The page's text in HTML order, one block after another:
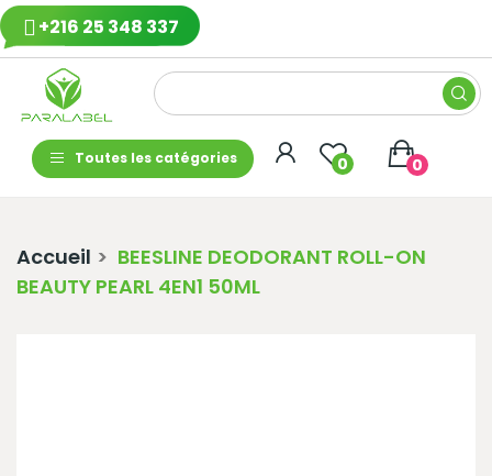
+216 25 348 337
Toutes les catégories 0 0
Accueil
BEESLINE DEODORANT ROLL-ON
BEAUTY PEARL 4EN1 50ML